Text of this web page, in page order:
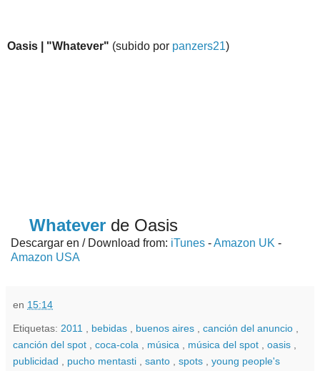
Oasis | "Whatever" (subido por panzers21)
Whatever de Oasis
Descargar en / Download from: iTunes -Amazon UK -
Amazon USA
en 15:14
Etiquetas: 2011 , bebidas , buenos aires , canción del anuncio ,
canción del spot , coca-cola , música , música del spot , oasis ,
publicidad , pucho mentasti , santo , spots , young people's